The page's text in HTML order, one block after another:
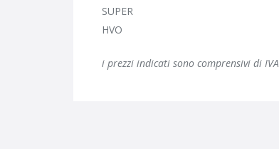
SUPER
HVO
i prezzi indicati sono comprensivi di IVA